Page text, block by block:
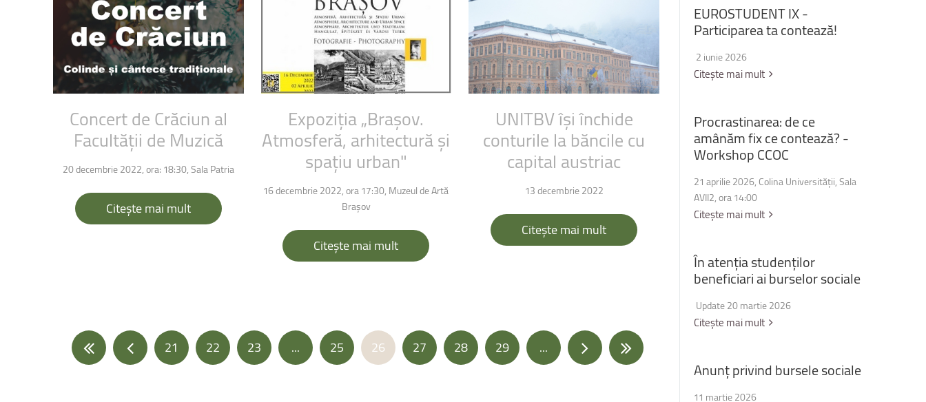
Concertde Crăciun al
Facultății de Muzică
20 decembrie 2022, ora: 18:30, Sala Patria
Citește mai mult
Expoziția„Brașov.
Atmosferă, arhitecturăși
spațiu urban"
16 decembrie 2022, ora 17:30, Muzeul de Artă
Brașov
Citește mai mult
UNITBVîșiînchide
conturile la băncile cu
capital austriac
13 decembrie 2022
Citește mai mult
21 22 23 ... 25 26 27 28 29 ...
EUROSTUDENTIX-
Participareatacontează!
2 iunie 2026
Citește mai mult
Procrastinarea:dece
amânămfixcecontează?-
WorkshopCCOC
21 aprilie 2026, Colina Universității, Sala
AVII2, ora 14:00
Citește mai mult
Înatențiastudenților
beneficiariaiburselorsociale
Update 20 martie 2026
Citește mai mult
Anunțprivindburselesociale
11 martie 2026